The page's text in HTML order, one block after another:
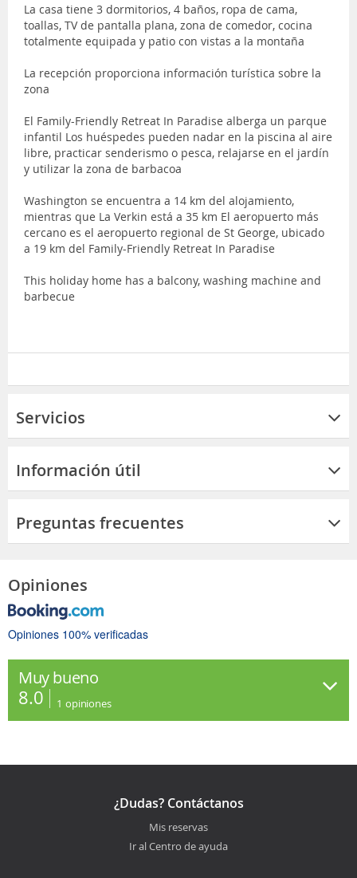
La casa tiene 3 dormitorios, 4 baños, ropa de cama,
toallas, TV de pantalla plana, zona de comedor, cocina
totalmente equipada y patio con vistas a la montaña
La recepción proporciona información turística sobre la
zona
El Family-Friendly Retreat In Paradise alberga un parque
infantil Los huéspedes pueden nadar en la piscina al aire
libre, practicar senderismo o pesca, relajarse en el jardín
y utilizar la zona de barbacoa
Washington se encuentra a 14 km del alojamiento,
mientras que La Verkin está a 35 km El aeropuerto más
cercano es el aeropuerto regional de St George, ubicado
a 19 km del Family-Friendly Retreat In Paradise
This holiday home has a balcony, washing machine and
barbecue
Servicios
Información útil
Preguntas frecuentes
Opiniones
Opiniones 100% verificadas
Muy bueno
8.0 1 opiniones
¿Dudas? Contáctanos
Mis reservas
Ir al Centro de ayuda